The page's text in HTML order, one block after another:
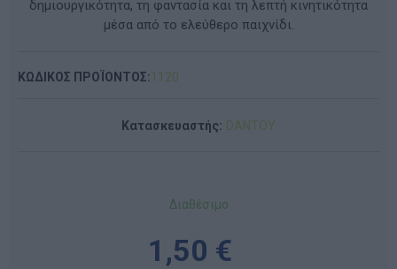
δημιουργικότητα, τη φαντασία και τη λεπτή κινητικότητα
μέσα από το ελεύθερο παιχνίδι.
ΚΩΔΙΚΟΣ ΠΡΟΪΟΝΤΟΣ:1120
Κατασκευαστής: DANTOY
Διαθέσιμο
1,50 €